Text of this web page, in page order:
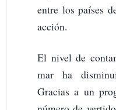
entre los países
acción.
El nivel de
mar ha
Gracias a un